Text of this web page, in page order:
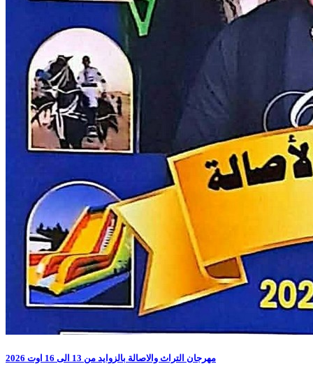
مهرجان التراث والاصالة بالزوايد من 13 الى 16 اوت 2026